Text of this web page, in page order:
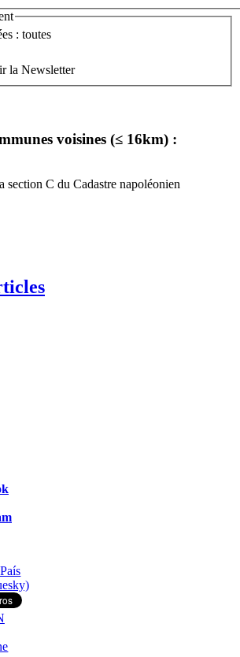
: toutes
la Newsletter
voisines (≤ 16km) :
section C du Cadastre napoléonien